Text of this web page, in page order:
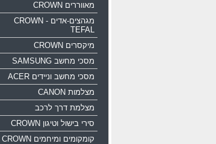
מאווררים CROWN
מגהצים-אדים CROWN -
TEFAL
מיקסרים CROWN
מסכי מחשב SAMSUNG
מסכי מחשב וניידים ACER
מצלמות CANON
מצלמת דרך לרכב
סירי בישול וטיגון CROWN
קומקומים ומיחמים CROWN